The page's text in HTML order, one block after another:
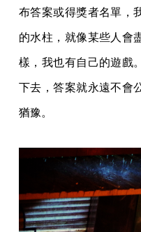
布答案或得獎者名單，
的水柱，就像某些人會
樣，我也有自己的遊戲
下去，答案就永遠不會
猶豫。